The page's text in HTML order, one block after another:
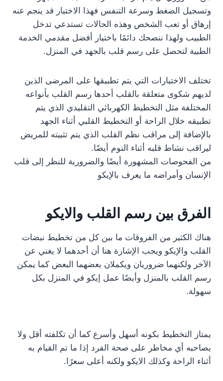
وتسجيل الضغط وسرعة التنفس فهذا الاختبار قد ينجم عنه
إرهاق أو تعب الشخص وهذه الحالات تستدعي تدخل
الطبيب ولهذا ننصحك دائمًا باختيار أفضل مقدمي الخدمة
الطبية لتحصل على رسم قلب بالجهد في المنزل.
تختلف الاختبارات التي يتم تطبيقها على المرضى الذين
لديهم شكوى متعلقة بالقلب أحدها رسم القلب بأنواعه
المختلفة مثل التخطيط الكهربائي التقليدي الذي يتم
تطبيقه خلال الراحة أو التخطيط القلبي أثناء الجهد
بالإضافة إلى مراقب نظم القلب الذي يتم تثبيته للمريض
ليراقب نشاط قلبه أثناء النوم أيضًا.
من الفحوصات المشهورة أيضًا والضرورية للنظر إلى قلب
الإنسان وأمراضه ما يعرف بالإيكو
الفرق بين رسم القلب والايكو
هناك الكثير من الفروقات ما بين كل من تخطيط نبضات
القلب والإيكو ويجب الإشارة هنا أن أحدهما لا يغني عن
الآخر ولكنهما ضروريان ويكملان بعضهما البعض كما يمكن
رسم القلب بالمنزل وأيضًا عمل إيكو في المنزل بكل
سهولة.
يمتاز التخطيط بكونه أسهل وأسرع كما أن تكلفته أقل ولا
يصاحبه أي مخاطر على صحة الفرد إذا ما تم القيام به
أثناء الراحة وكذلك الايكو ولكنه أعلى سعرًا.